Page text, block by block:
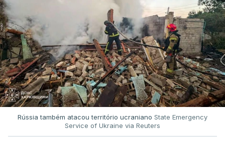
Rússia também atacou território ucraniano State Emergency
Service of Ukraine via Reuters